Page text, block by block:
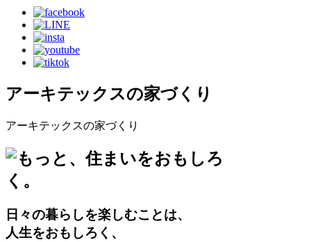
アーキテックスの家づくり
アーキテックスの家づくり
日々の暮らしを楽しむことは、
人生をおもしろく、